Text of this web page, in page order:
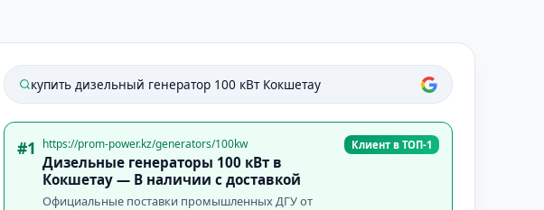
купить дизельный генератор 100 кВт Кокшетау
#1 https://prom-power.kz/generators/100kw
Дизельные генераторы 100 кВт в
Кокшетау— В наличии с доставкой
Официальные поставки промышленных ДГУ от
Клиент в ТОП-1